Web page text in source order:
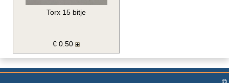
Torx 15 bitje
€ 0.50